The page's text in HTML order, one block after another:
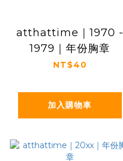
atthattime｜1970 -
1979｜年份胸章
NT$40
加入購物車